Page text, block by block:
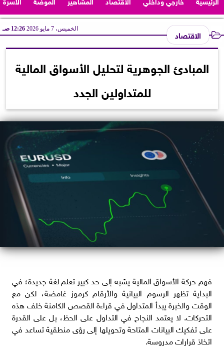
الاقتصاد الخميس، 7 مايو 2026 12:26 صـ
المبادئ الجوهرية لتحليل الأسواق المالية
للمتداولين الجدد
فهم حركة الأسواق المالية يشبه إلى حد كبير تعلم لغة جديدة؛ في
البداية تظهر الرسوم البيانية والأرقام كرموز غامضة، لكن مع
الوقت والخبرة يبدأ المتداول في قراءة القصص الكامنة خلف هذه
التحركات. لا يعتمد النجاح في التداول على الحظ، بل على القدرة
على تفكيك البيانات المتاحة وتحويلها إلى رؤى منطقية تساعد في
اتخاذ قرارات مدروسة.